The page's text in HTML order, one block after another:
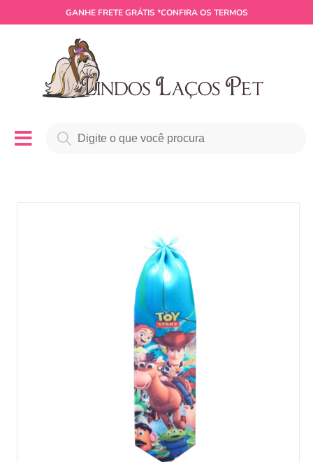
GANHE FRETE GRÁTIS *CONFIRA OS TERMOS